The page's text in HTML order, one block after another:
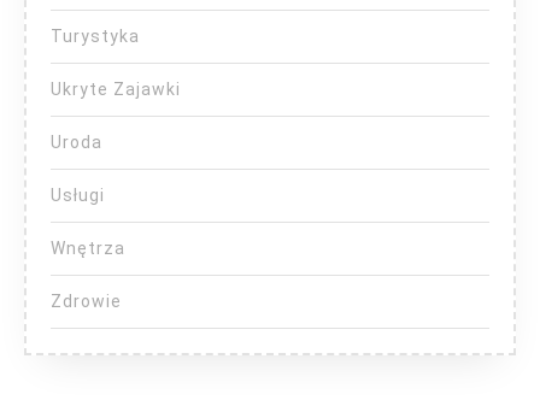
Turystyka
Ukryte Zajawki
Uroda
Usługi
Wnętrza
Zdrowie